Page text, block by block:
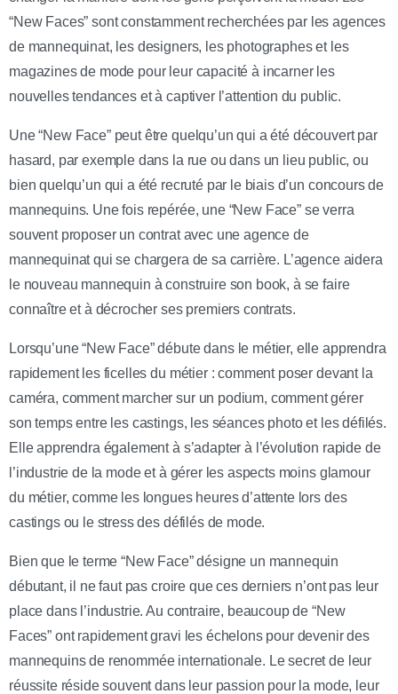
“New Faces” sont constamment recherchées par les agences
de mannequinat, les designers, les photographes et les
magazines de mode pour leur capacité à incarner les
nouvelles tendances et à captiver l’attention du public.
Une “New Face” peut être quelqu’un qui a été découvert par
hasard, par exemple dans la rue ou dans un lieu public, ou
bien quelqu’un qui a été recruté par le biais d’un concours de
mannequins. Une fois repérée, une “New Face” se verra
souvent proposer un contrat avec une agence de
mannequinat qui se chargera de sa carrière. L’agence aidera
le nouveau mannequin à construire son book, à se faire
connaître et à décrocher ses premiers contrats.
Lorsqu’une “New Face” débute dans le métier, elle apprendra
rapidement les ficelles du métier : comment poser devant la
caméra, comment marcher sur un podium, comment gérer
son temps entre les castings, les séances photo et les défilés.
Elle apprendra également à s’adapter à l’évolution rapide de
l’industrie de la mode et à gérer les aspects moins glamour
du métier, comme les longues heures d’attente lors des
castings ou le stress des défilés de mode.
Bien que le terme “New Face” désigne un mannequin
débutant, il ne faut pas croire que ces derniers n’ont pas leur
place dans l’industrie. Au contraire, beaucoup de “New
Faces” ont rapidement gravi les échelons pour devenir des
mannequins de renommée internationale. Le secret de leur
réussite réside souvent dans leur passion pour la mode, leur